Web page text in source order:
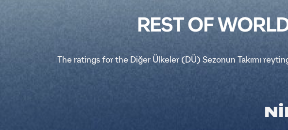
The ratings for the Diğer Ülkeler (DÜ) Sezonun Takımı